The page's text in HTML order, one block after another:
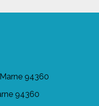
94360
94360